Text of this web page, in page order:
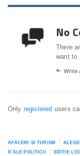
 No
There
want to
 Write
Only registered users
AFACERI SI TURISM
D`ALE POLITICII
EDITIE